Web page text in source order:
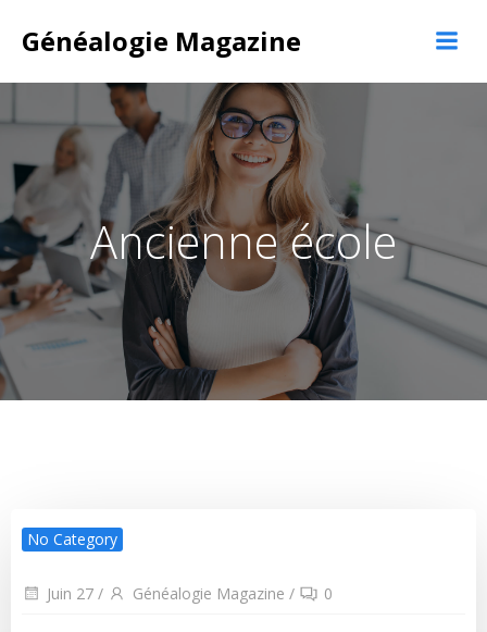
au
Généalogie Magazine
Ancienne école
No Category
Juin 27 / Généalogie Magazine / 0